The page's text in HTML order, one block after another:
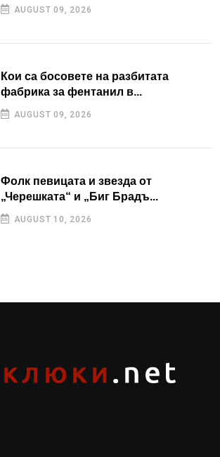
AUGUST 09, 2026
Кои са босовете на разбитата
фабрика за фентанил в...
AUGUST 09, 2026
Фолк певицата и звезда от
„Черешката“ и „Биг Брадъ...
AUGUST 10, 2026